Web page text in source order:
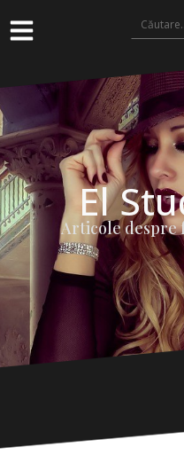
El
Articole despre